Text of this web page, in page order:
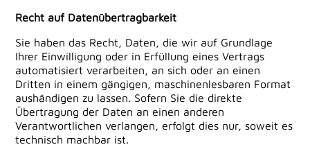
Recht auf Datenübertragbarkeit
Sie haben das Recht, Daten, die wir auf Grundlage
Ihrer Einwilligung oder in Erfüllung eines Vertrags
automatisiert verarbeiten, an sich oder an einen
Dritten in einem gängigen, maschinenlesbaren Format
aushändigen zu lassen. Sofern Sie die direkte
Übertragung der Daten an einen anderen
Verantwortlichen verlangen, erfolgt dies nur, soweit es
technisch machbar ist.